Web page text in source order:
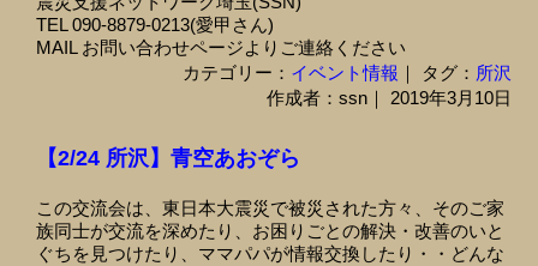
TEL 090-8879-0213(愛甲さん)
MAIL お問い合わせページよりご連絡ください
カテゴリー： イベント情報 ｜ タグ： 所沢
作成者：ssn｜ 2019年3月10日
【2/24 所沢】青空あおぞら
この交流会は、東日本大震災で被災された方々、そのご家
族同士が交流を深めたり、お困りごとの解決・改善のいと
ぐちを見つけたり、ママパパが情報交換したり・・どんな